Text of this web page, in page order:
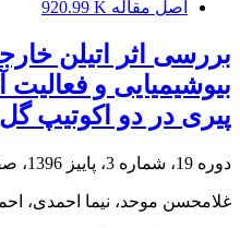
اصل مقاله 920.99 K
بررسی اثر اتیلن
بیوشیمیایی و فعالیت
پیری در دو اکوتیپ‌
دوره 19، شماره 3، پاییز 1396، صفحه
غلامحسن موحد، نیما احمدی،